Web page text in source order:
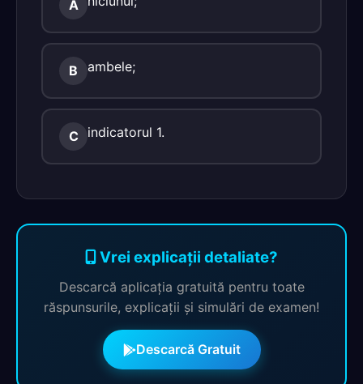
A
B ambele;
C indicatorul 1.
Vrei explicații detaliate?
Descarcă aplicația gratuită pentru toate
răspunsurile, explicații și simulări de examen!
Descarcă Gratuit